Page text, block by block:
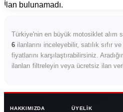
İlan bulunamadı.
Türkiye'nin en büyük motosiklet alım
6 ilanlarını inceleyebilir, satılık sıfır
fiyatlarını karşılaştırabilirsiniz.
ilanları filtreleyin veya ücretsiz ilan
HAKKIMIZDA ÜYELIK